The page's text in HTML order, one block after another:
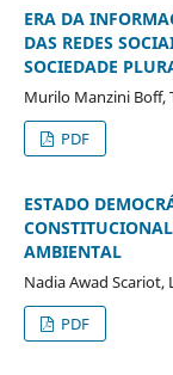
ERA DA
DAS REDES
SOCIEDADE
Murilo Manzini Boff,
PDF
ESTADO
AMBIENTAL
Nadia Awad Scariot,
PDF